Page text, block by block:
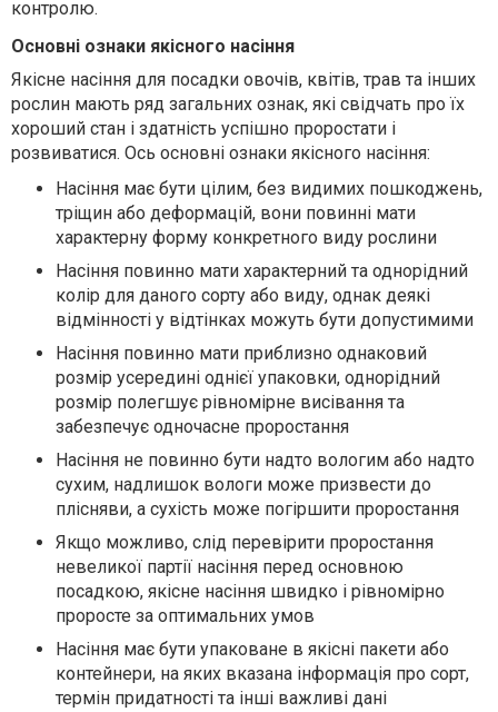
контролю.
Основні ознаки якісного насіння
Якісне насіння для посадки овочів, квітів, трав та інших
рослин мають ряд загальних ознак, які свідчать про їх
хороший стан і здатність успішно проростати і
розвиватися. Ось основні ознаки якісного насіння:
Насіння має бути цілим, без видимих пошкоджень,
тріщин або деформацій, вони повинні мати
характерну форму конкретного виду рослини
Насіння повинно мати характерний та однорідний
колір для даного сорту або виду, однак деякі
відмінності у відтінках можуть бути допустимими
Насіння повинно мати приблизно однаковий
розмір усередині однієї упаковки, однорідний
розмір полегшує рівномірне висівання та
забезпечує одночасне проростання
Насіння не повинно бути надто вологим або надто
сухим, надлишок вологи може призвести до
плісняви, а сухість може погіршити проростання
Якщо можливо, слід перевірити проростання
невеликої партії насіння перед основною
посадкою, якісне насіння швидко і рівномірно
проросте за оптимальних умов
Насіння має бути упаковане в якісні пакети або
контейнери, на яких вказана інформація про сорт,
термін придатності та інші важливі дані